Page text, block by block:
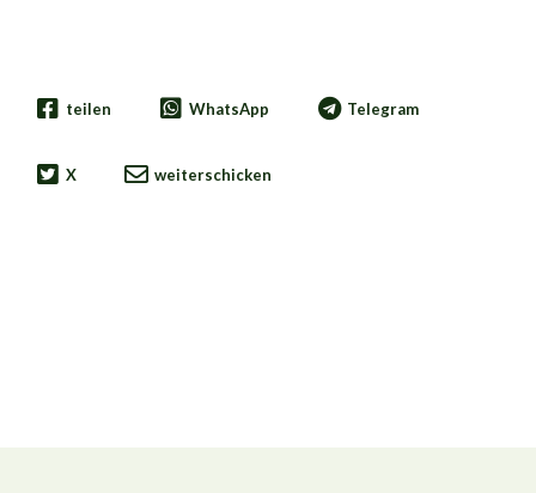
teilen WhatsApp Telegram
X weiterschicken